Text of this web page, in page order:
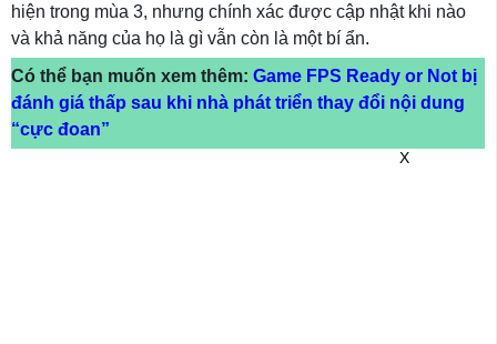
hiện trong mùa 3, nhưng chính xác được cập nhật khi nào
và khả năng của họ là gì vẫn còn là một bí ẩn.
Có thể bạn muốn xem thêm: Game FPS Ready or Not bị
đánh giá thấp sau khi nhà phát triển thay đổi nội dung
“cực đoan”
X